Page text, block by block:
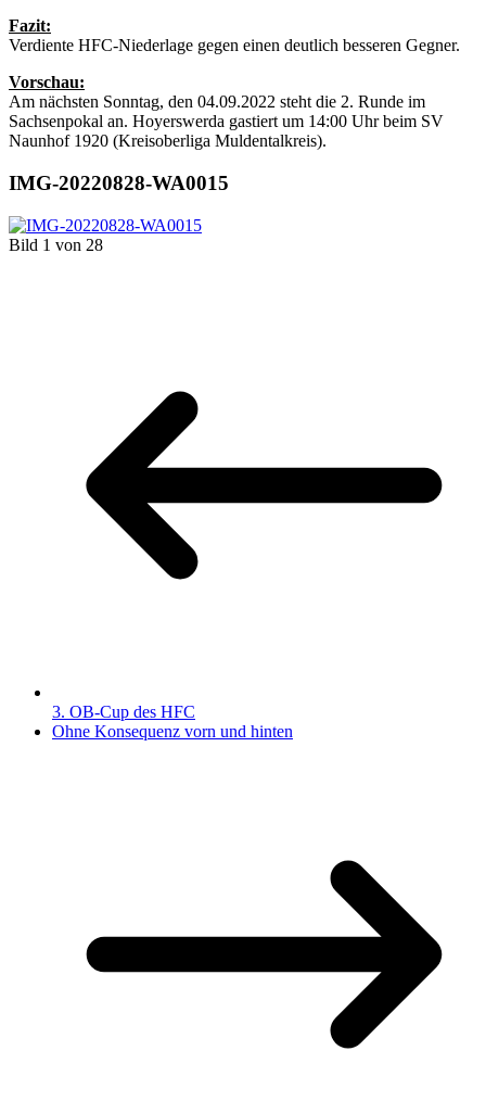
Fazit:
Verdiente HFC-Niederlage gegen einen deutlich besseren Gegner.
Vorschau:
Am nächsten Sonntag, den 04.09.2022 steht die 2. Runde im
Sachsenpokal an. Hoyerswerda gastiert um 14:00 Uhr beim SV
Naunhof 1920 (Kreisoberliga Muldentalkreis).
IMG-20220828-WA0015
Bild 1 von 28
3. OB-Cup des HFC
Ohne Konsequenz vorn und hinten